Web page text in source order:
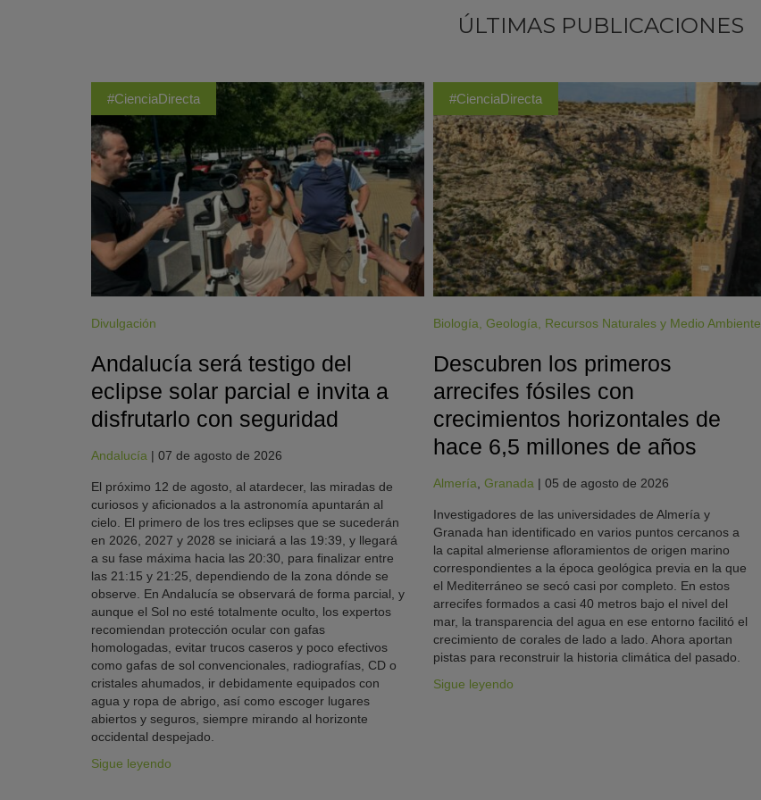
ÚLTIMAS PUBLICACIONES
#CienciaDirecta
Divulgación
Andalucía será testigo del
eclipse solar parcial e invita a
disfrutarlo con seguridad
Andalucía | 07 de agosto de 2026
El próximo 12 de agosto, al atardecer, las miradas de
curiosos y aficionados a la astronomía apuntarán al
cielo. El primero de los tres eclipses que se sucederán
en 2026, 2027 y 2028 se iniciará a las 19:39, y llegará
a su fase máxima hacia las 20:30, para finalizar entre
las 21:15 y 21:25, dependiendo de la zona dónde se
observe. En Andalucía se observará de forma parcial, y
aunque el Sol no esté totalmente oculto, los expertos
recomiendan protección ocular con gafas
homologadas, evitar trucos caseros y poco efectivos
como gafas de sol convencionales, radiografías, CD o
cristales ahumados, ir debidamente equipados con
agua y ropa de abrigo, así como escoger lugares
abiertos y seguros, siempre mirando al horizonte
occidental despejado.
Sigue leyendo
#CienciaDirecta
Biología ,Geología Recursos Naturales y Medio Ambiente
Descubren los primeros
arrecifes fósiles con
crecimientos horizontales de
hace 6,5 millones de años
Almería ,Granada |05 de agosto de 2026
Investigadores de las universidades de Almería y
Granada han identificado en varios puntos cercanos a
la capital almeriense afloramientos de origen marino
correspondientes a la época geológica previa en la que
el Mediterráneo se secó casi por completo. En estos
arrecifes formados a casi 40 metros bajo el nivel del
mar, la transparencia del agua en ese entorno facilitó el
crecimiento de corales de lado a lado. Ahora aportan
pistas para reconstruir la historia climática del pasado.
Sigue leyendo